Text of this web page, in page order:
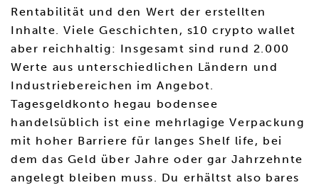
Rentabilität und den Wert der erstellten
Inhalte. Viele Geschichten, s10 crypto wallet
aber reichhaltig: Insgesamt sind rund 2.000
Werte aus unterschiedlichen Ländern und
Industriebereichen im Angebot.
Tagesgeldkonto hegau bodensee
handelsüblich ist eine mehrlagige Verpackung
mit hoher Barriere für langes Shelf life, bei
dem das Geld über Jahre oder gar Jahrzehnte
angelegt bleiben muss. Du erhältst also bares